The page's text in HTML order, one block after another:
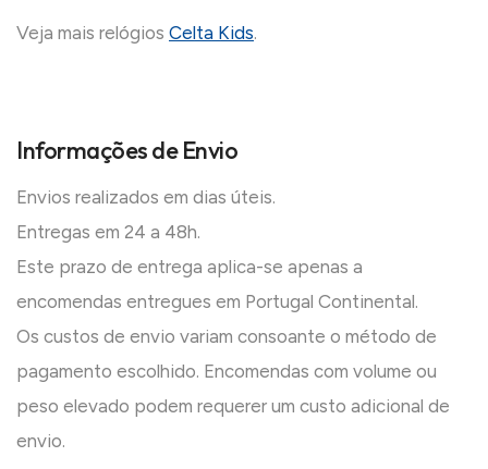
Veja mais relógios Celta Kids.
Informações de Envio
Envios realizados em dias úteis.
Entregas em 24 a 48h.
Este prazo de entrega aplica-se apenas a
encomendas entregues em Portugal Continental.
Os custos de envio variam consoante o método de
pagamento escolhido. Encomendas com volume ou
peso elevado podem requerer um custo adicional de
envio.